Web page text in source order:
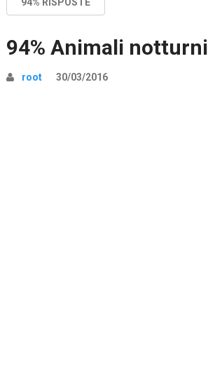
94% RISPOSTE
94% Animali notturni
root 30/03/2016